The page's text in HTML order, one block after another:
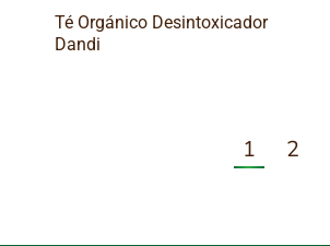
Té Orgánico Desintoxicador
Dandi
1 2